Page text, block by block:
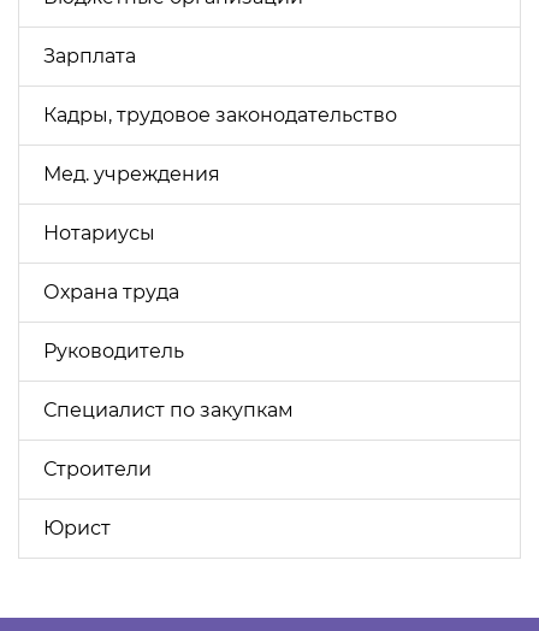
Зарплата
Кадры, трудовое законодательство
Мед. учреждения
Нотариусы
Охрана труда
Руководитель
Специалист по закупкам
Строители
Юрист